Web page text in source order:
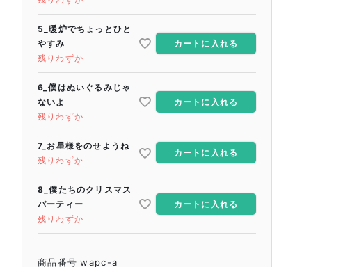
5_暖炉でちょっとひと
やすみ
残りわずか
カートに入れる
6_僕はぬいぐるみじゃ
ないよ
残りわずか
カートに入れる
7_お星様をのせようね
残りわずか
カートに入れる
8_僕たちのクリスマス
パーティー
残りわずか
カートに入れる
商品番号 wapc-a